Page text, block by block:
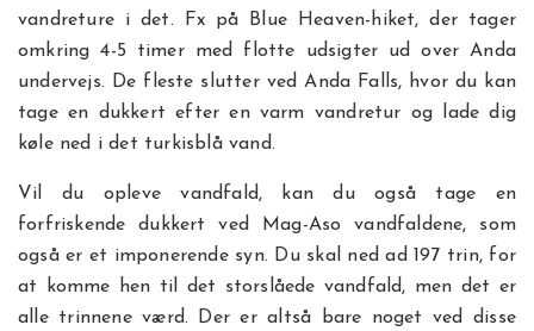
vandreture i det. Fx på Blue Heaven-hiket, der tager
omkring 4-5 timer med flotte udsigter ud over Anda
undervejs. De fleste slutter ved Anda Falls, hvor du kan
tage en dukkert efter en varm vandretur og lade dig
køle ned i det turkisblå vand.
Vil du opleve vandfald, kan du også tage en
forfriskende dukkert ved Mag-Aso vandfaldene, som
også er et imponerende syn. Du skal ned ad 197 trin, for
at komme hen til det storslåede vandfald, men det er
alle trinnene værd. Der er altså bare noget ved disse